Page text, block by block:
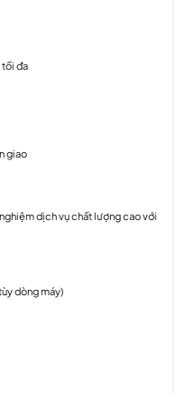
tối đa
giao
dịch vụ chất lượng cao với
dòng máy)